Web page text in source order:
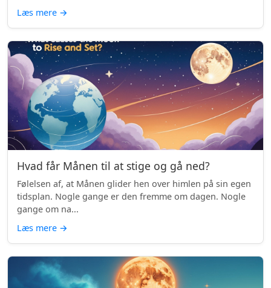
Læs mere →
Hvad får Månen til at stige og gå ned?
Følelsen af, at Månen glider hen over himlen på sin egen
tidsplan. Nogle gange er den fremme om dagen. Nogle
gange om na...
Læs mere →